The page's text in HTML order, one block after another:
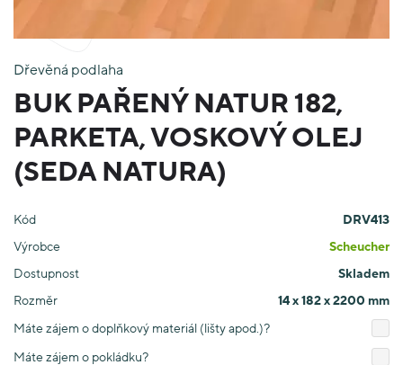
Dřevěná podlaha
BUK PAŘENÝ NATUR 182,
PARKETA, VOSKOVÝ OLEJ
(SEDA NATURA)
Kód
DRV413
Výrobce
Scheucher
Dostupnost
Skladem
Rozměr
14 x 182 x 2200 mm
Máte zájem o doplňkový materiál (lišty apod.)?
Máte zájem o pokládku?